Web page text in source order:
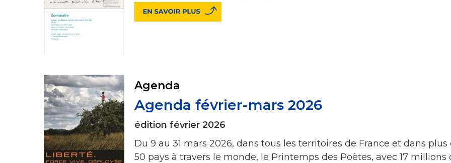
Agenda
Agenda février-mars 2026
édition février 2026
Du 9 au 31 mars 2026, dans tous les territoires de France et dans plus
50 pays à travers le monde, le Printemps des Poètes, avec 17 millions